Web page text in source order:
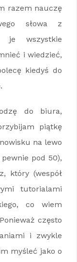
razem nauczę
słowa z
je wszystkie
i wiedzieć,
kiedyś do
do biura,
piątkę
na lewo
pod 50),
który (wespół
tutorialami
co wiem
często
i zwykle
myśleć jako o